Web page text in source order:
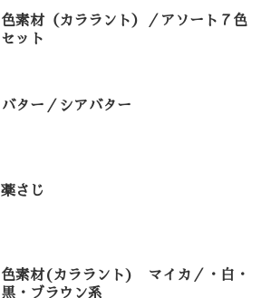
色素材（カララント）／アソート７色
セット
バター／シアバター
薬さじ
色素材(カララント) マイカ／・白・
黒・ブラウン系